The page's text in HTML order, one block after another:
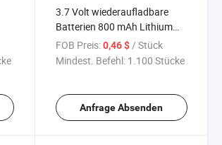
3.7 Volt wiederaufladbare
Batterien 800 mAh Lithium
Batterie AA 14500 Li-Ion
Batterie
FOB Preis: 0,46 $ / Stück
Mindest. Befehl: 1.100 Stücke
Anfrage Absenden